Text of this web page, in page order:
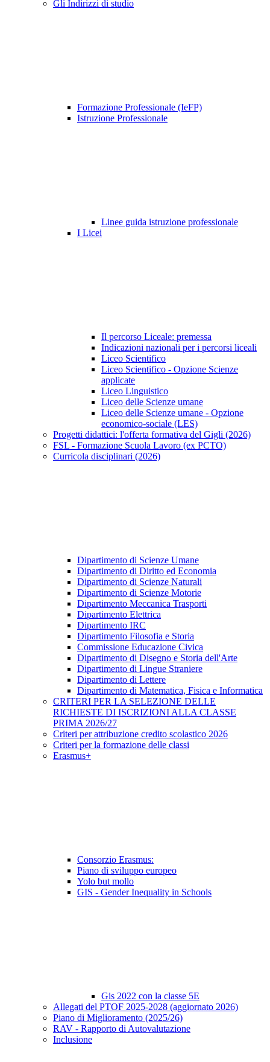
Gli Indirizzi di studio
Formazione Professionale (IeFP)
Istruzione Professionale
Linee guida istruzione professionale
I Licei
Il percorso Liceale: premessa
Indicazioni nazionali per i percorsi liceali
Liceo Scientifico
Liceo Scientifico - Opzione Scienze
applicate
Liceo Linguistico
Liceo delle Scienze umane
Liceo delle Scienze umane - Opzione
economico-sociale (LES)
Progetti didattici: l'offerta formativa del Gigli (2026)
FSL - Formazione Scuola Lavoro (ex PCTO)
Curricola disciplinari (2026)
Dipartimento di Scienze Umane
Dipartimento di Diritto ed Economia
Dipartimento di Scienze Naturali
Dipartimento di Scienze Motorie
Dipartimento Meccanica Trasporti
Dipartimento Elettrica
Dipartimento IRC
Dipartimento Filosofia e Storia
Commissione Educazione Civica
Dipartimento di Disegno e Storia dell'Arte
Dipartimento di Lingue Straniere
Dipartimento di Lettere
Dipartimento di Matematica, Fisica e Informatica
CRITERI PER LA SELEZIONE DELLE
RICHIESTE DI ISCRIZIONI ALLA CLASSE
PRIMA 2026/27
Criteri per attribuzione credito scolastico 2026
Criteri per la formazione delle classi
Erasmus+
Consorzio Erasmus:
Piano di sviluppo europeo
Yolo but mollo
GIS - Gender Inequality in Schools
Gis 2022 con la classe 5E
Allegati del PTOF 2025-2028 (aggiornato 2026)
Piano di Miglioramento (2025/26)
RAV - Rapporto di Autovalutazione
Inclusione